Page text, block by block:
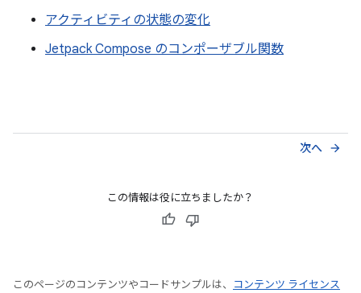
アクティビティの状態の変化
Jetpack Compose のコンポーザブル関数
次へ arrow_forward
この情報は役に立ちましたか？
このページのコンテンツやコードサンプルは、
コンテンツ ライセンス